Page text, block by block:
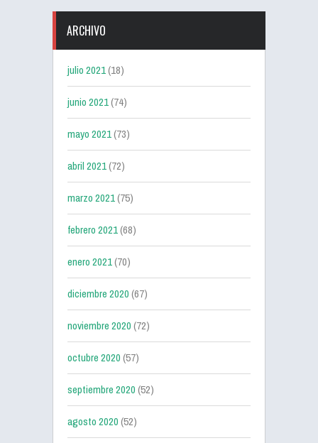
ARCHIVO
julio 2021(18)
junio 2021(74)
mayo 2021(73)
abril 2021(72)
marzo 2021(75)
febrero 2021(68)
enero 2021(70)
diciembre 2020(67)
noviembre 2020(72)
octubre 2020(57)
septiembre 2020(52)
agosto 2020(52)